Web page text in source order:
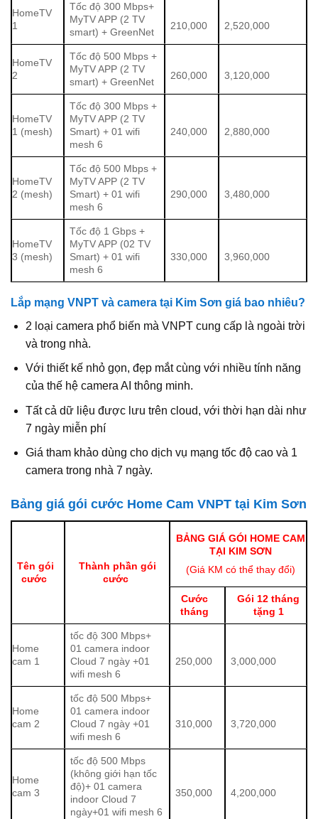
HomeTV
1
Tốc độ 300 Mbps+
MyTV APP (2 TV
smart) + GreenNet
210,000 2,520,000
HomeTV
2
Tốc độ 500 Mbps +
MyTV APP (2 TV
smart) + GreenNet
260,000 3,120,000
HomeTV
1 (mesh)
Tốc độ 300 Mbps +
MyTV APP (2 TV
Smart) + 01 wifi
mesh 6
240,000 2,880,000
HomeTV
2 (mesh)
Tốc độ 500 Mbps +
MyTV APP (2 TV
Smart) + 01 wifi
mesh 6
290,000 3,480,000
HomeTV
3 (mesh)
Tốc độ 1 Gbps +
MyTV APP (02 TV
Smart) + 01 wifi
mesh 6
330,000 3,960,000
Lắp mạng VNPT và camera tại Kim Sơn giá bao nhiêu?
2 loại camera phổ biến mà VNPT cung cấp là ngoài trời
và trong nhà.
Với thiết kế nhỏ gọn, đẹp mắt cùng với nhiều tính năng
của thế hệ camera AI thông minh.
Tất cả dữ liệu được lưu trên cloud, với thời hạn dài như
7 ngày miễn phí
Giá tham khảo dùng cho dịch vụ mạng tốc độ cao và 1
camera trong nhà 7 ngày.
Bảng giá gói cước Home Cam VNPT tại Kim Sơn
Tên gói
cước
Thành phần gói
cước
BẢNG GIÁ GÓI HOME CAM
TẠI KIM SƠN
(Giá KM có thể thay đổi)
Cước
tháng
Gói 12 tháng
tặng 1
Home
cam 1
tốc độ 300 Mbps+
01 camera indoor
Cloud 7 ngày +01
wifi mesh 6
250,000 3,000,000
Home
cam 2
tốc độ 500 Mbps+
01 camera indoor
Cloud 7 ngày +01
wifi mesh 6
310,000 3,720,000
Home
cam 3
tốc độ 500 Mbps
(không giới hạn tốc
độ)+ 01 camera
indoor Cloud 7
ngày+01 wifi mesh 6
350,000 4,200,000